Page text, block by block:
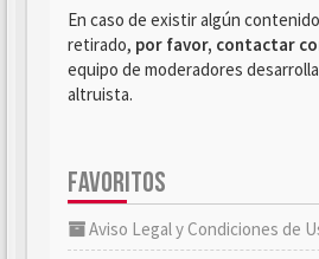
En caso de existir algún
retirado, por favor, contactar
equipo de moderadores
altruista.
FAVORITOS
Aviso Legal y Condiciones de